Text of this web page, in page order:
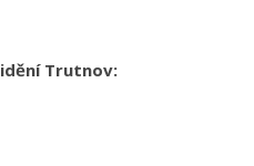
Trutnov: